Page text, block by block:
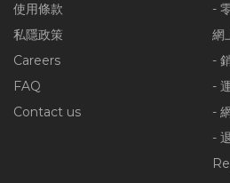
使用條款
私隱政策
Careers
FAQ
Contact us
-
網
-
-
-
-